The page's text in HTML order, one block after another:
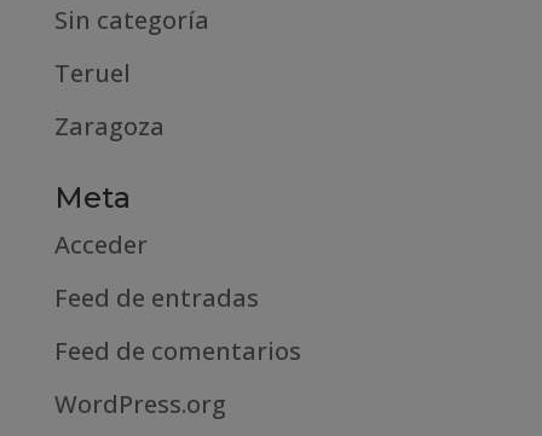
Sin categoría
Teruel
Zaragoza
Meta
Acceder
Feed de entradas
Feed de comentarios
WordPress.org